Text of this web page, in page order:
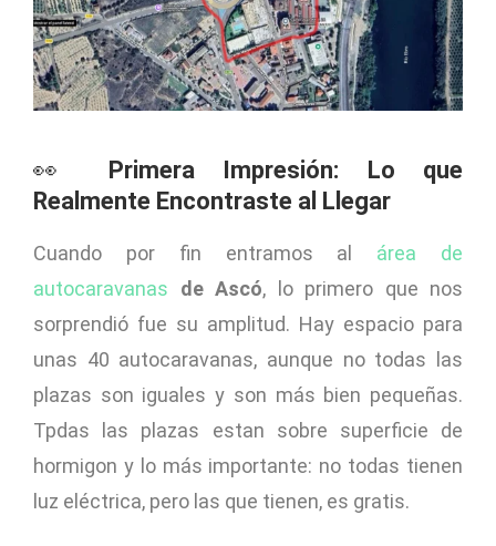
👀 Primera Impresión: Lo que
Realmente Encontraste al Llegar
Cuando por fin entramos al área de
autocaravanas de Ascó, lo primero que nos
sorprendió fue su amplitud. Hay espacio para
unas 40 autocaravanas, aunque no todas las
plazas son iguales y son más bien pequeñas.
Tpdas las plazas estan sobre superficie de
hormigon y lo más importante: no todas tienen
luz eléctrica, pero las que tienen, es gratis.